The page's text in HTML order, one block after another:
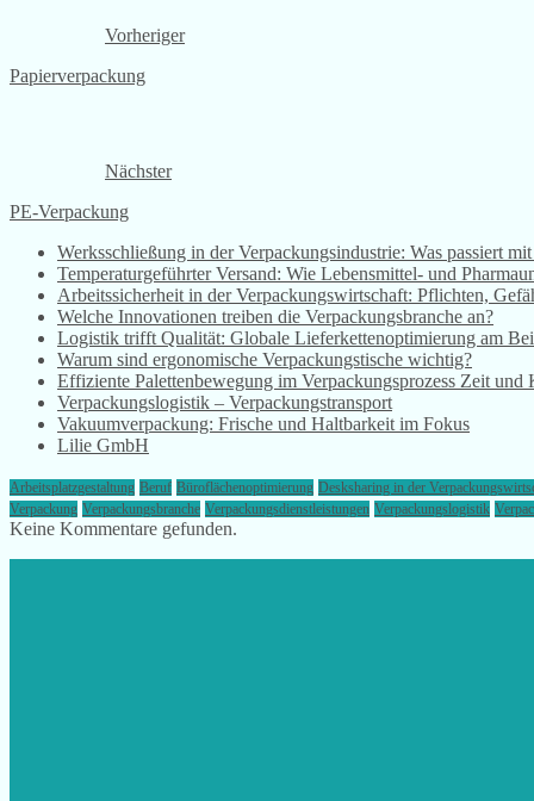
Vorheriger
Papierverpackung
Nächster
PE-Verpackung
Werksschließung in der Verpackungsindustrie: Was passiert
Temperaturgeführter Versand: Wie Lebensmittel- und
Arbeitssicherheit in der Verpackungswirtschaft: Pflichten,
Welche Innovationen treiben die Verpackungsbranche an?
Logistik trifft Qualität: Globale Lieferkettenoptimierung am
Warum sind ergonomische Verpackungstische wichtig?
Effiziente Palettenbewegung im Verpackungsprozess Zeit und
Verpackungslogistik – Verpackungstransport
Vakuumverpackung: Frische und Haltbarkeit im Fokus
Lilie GmbH
Arbeitsplatzgestaltung Beruf Büroflächenoptimierung Desksharing in der
Verpackung Verpackungsbranche Verpackungsdienstleistungen Verpackungslogistik
Keine Kommentare gefunden.